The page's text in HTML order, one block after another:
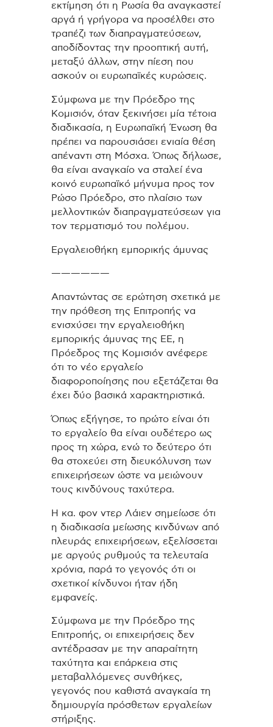
εκτίμηση ότι η Ρωσία θα αναγκαστεί
αργά ή γρήγορα να προσέλθει στο
τραπέζι των διαπραγματεύσεων,
αποδίδοντας την προοπτική αυτή,
μεταξύ άλλων, στην πίεση που
ασκούν οι ευρωπαϊκές κυρώσεις.
Σύμφωνα με την Πρόεδρο της
Κομισιόν, όταν ξεκινήσει μία τέτοια
διαδικασία, η Ευρωπαϊκή Ένωση θα
πρέπει να παρουσιάσει ενιαία θέση
απέναντι στη Μόσχα. Όπως δήλωσε,
θα είναι αναγκαίο να σταλεί ένα
κοινό ευρωπαϊκό μήνυμα προς τον
Ρώσο Πρόεδρο, στο πλαίσιο των
μελλοντικών διαπραγματεύσεων για
τον τερματισμό του πολέμου.
Εργαλειοθήκη εμπορικής άμυνας
——————
Απαντώντας σε ερώτηση σχετικά με
την πρόθεση της Επιτροπής να
ενισχύσει την εργαλειοθήκη
εμπορικής άμυνας της ΕΕ, η
Πρόεδρος της Κομισιόν ανέφερε
ότι το νέο εργαλείο
διαφοροποίησης που εξετάζεται θα
έχει δύο βασικά χαρακτηριστικά.
Όπως εξήγησε, το πρώτο είναι ότι
το εργαλείο θα είναι ουδέτερο ως
προς τη χώρα, ενώ το δεύτερο ότι
θα στοχεύει στη διευκόλυνση των
επιχειρήσεων ώστε να μειώνουν
τους κινδύνους ταχύτερα.
Η κα. φον ντερ Λάιεν σημείωσε ότι
η διαδικασία μείωσης κινδύνων από
πλευράς επιχειρήσεων, εξελίσσεται
με αργούς ρυθμούς τα τελευταία
χρόνια, παρά το γεγονός ότι οι
σχετικοί κίνδυνοι ήταν ήδη
εμφανείς.
Σύμφωνα με την Πρόεδρο της
Επιτροπής, οι επιχειρήσεις δεν
αντέδρασαν με την απαραίτητη
ταχύτητα και επάρκεια στις
μεταβαλλόμενες συνθήκες,
γεγονός που καθιστά αναγκαία τη
δημιουργία πρόσθετων εργαλείων
στήριξης.